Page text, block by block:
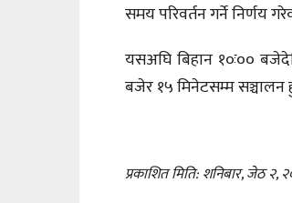
समय परिवर्तन गर्ने निर्णय
यसअघि बिहान १०ः००
बजेर १५ मिनेटसम्म सञ्चालन
प्रकाशित मिति: शनिबार, जेठ २,